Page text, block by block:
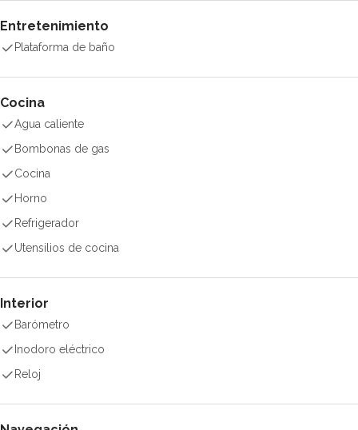
Entretenimiento
Plataforma de baño
Cocina
Agua caliente
Bombonas de gas
Cocina
Horno
Refrigerador
Utensilios de cocina
Interior
Barómetro
Inodoro eléctrico
Reloj